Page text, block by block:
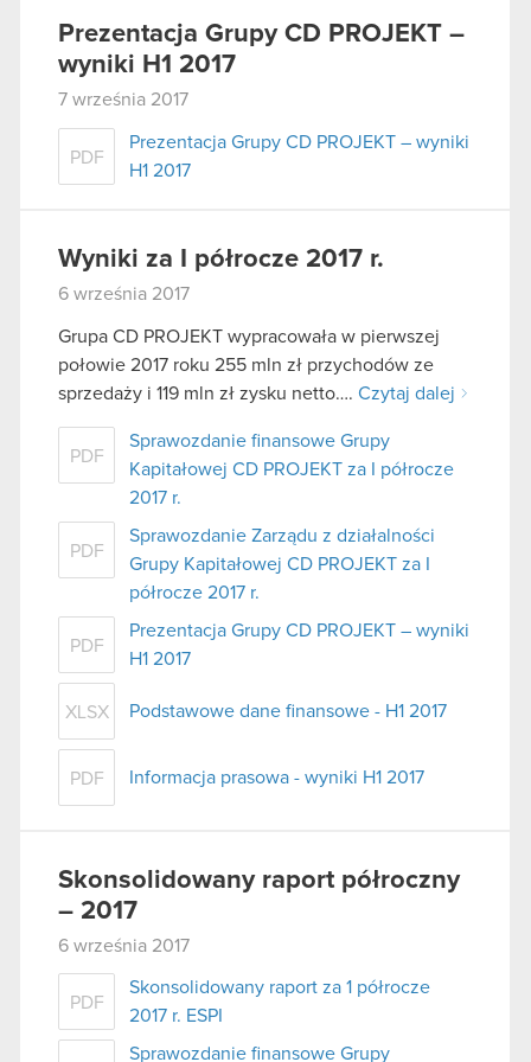
Prezentacja Grupy CD PROJEKT –
wyniki H1 2017
7 września 2017
PDF
Prezentacja Grupy CD PROJEKT – wyniki
H1 2017
Wyniki za I półrocze 2017 r.
6 września 2017
Grupa CD PROJEKT wypracowała w pierwszej
połowie 2017 roku 255 mln zł przychodów ze
sprzedaży i 119 mln zł zysku netto…. Czytaj dalej
PDF
Sprawozdanie finansowe Grupy
Kapitałowej CD PROJEKT za I półrocze
2017 r.
PDF
Sprawozdanie Zarządu z działalności
Grupy Kapitałowej CD PROJEKT za I
półrocze 2017 r.
PDF
Prezentacja Grupy CD PROJEKT – wyniki
H1 2017
XLSX Podstawowe dane finansowe - H1 2017
PDF Informacja prasowa - wyniki H1 2017
Skonsolidowany raport półroczny
– 2017
6 września 2017
PDF
Skonsolidowany raport za 1 półrocze
2017 r. ESPI
Sprawozdanie finansowe Grupy